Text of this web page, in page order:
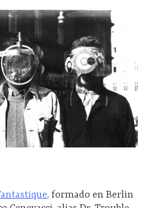
, formado en Berlin